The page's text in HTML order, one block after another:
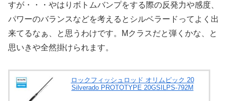
すが・・・やはりボトムバンプをする際の反発力や感度、
パワーのバランスなどを考えるとシルベラードってよく出
来てるなぁ、と思うわけです。Mクラスだと弾くかな、と
思いきや全然掛けられます。
ロックフィッシュロッド オリムピック 20
Silverado PROTOTYPE 20GSILPS-792M